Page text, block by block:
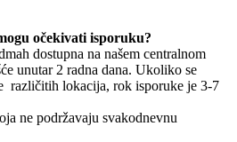
očekivati isporuku?
dostupna na našem centralnom
unutar 2 radna dana. Ukoliko se
različitih lokacija, rok isporuke je 3-7
ne podržavaju svakodnevnu